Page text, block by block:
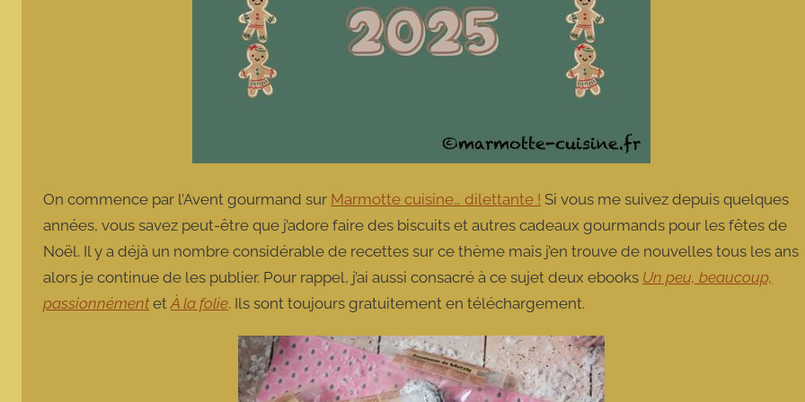
On commence par l’Avent gourmand sur Marmotte cuisine… dilettante ! Si vous me suivez depuis quelques
années, vous savez peut-être que j’adore faire des biscuits et autres cadeaux gourmands pour les fêtes de
Noël. Il y a déjà un nombre considérable de recettes sur ce thème mais j’en trouve de nouvelles tous les ans
alors je continue de les publier. Pour rappel, j’ai aussi consacré à ce sujet deux ebooks Un peu, beaucoup,
passionnémentet À la folie. Ils sont toujours gratuitement en téléchargement.